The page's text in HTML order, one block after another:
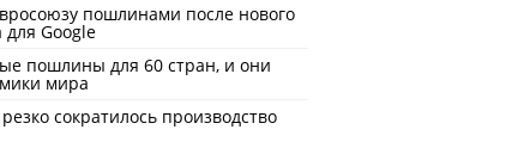
пошлинами после нового
Google
пошлины для 60 стран, и они
мира
сократилось производство